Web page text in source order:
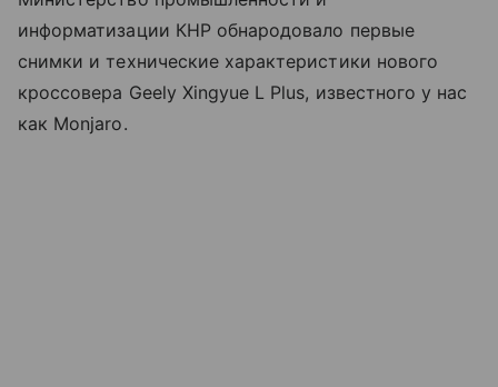
информатизации КНР обнародовало первые
снимки и технические характеристики нового
кроссовера Geely Xingyue L Plus, известного у нас
как Monjaro.